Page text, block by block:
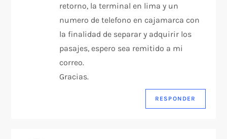
retorno, la terminal en lima y un
numero de telefono en cajamarca con
la finalidad de separar y adquirir los
pasajes, espero sea remitido a mi
correo.
Gracias.
RESPONDER